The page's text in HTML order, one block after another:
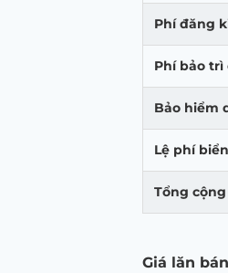
Phí đăng
Phí bảo trì
Bảo hiểm
Lệ phí
Tổng cộng
Giá lăn